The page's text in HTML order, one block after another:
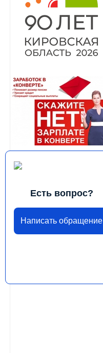
Есть вопрос?
Написать обращение